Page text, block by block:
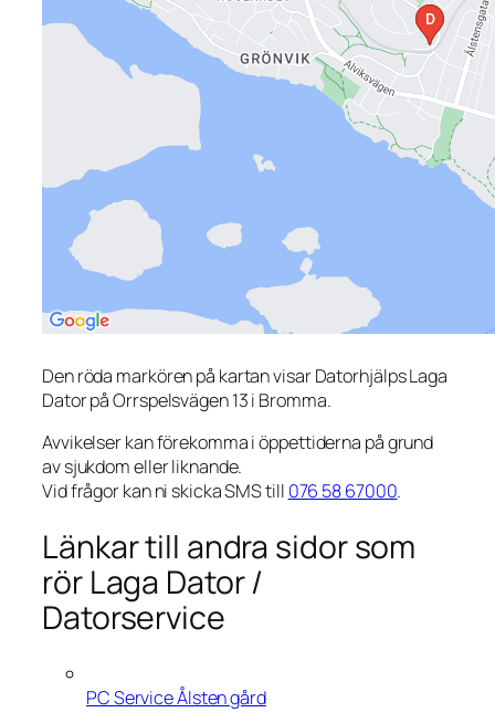
Den röda markören på kartan visar Datorhjälps Laga
Dator på Orrspelsvägen 13 i Bromma.
Avvikelser kan förekomma i öppettiderna på grund
av sjukdom eller liknande.
Vid frågor kan ni skicka SMS till 076 58 67000.
Länkar till andra sidor som
rör Laga Dator /
Datorservice
PC Service Ålsten gård